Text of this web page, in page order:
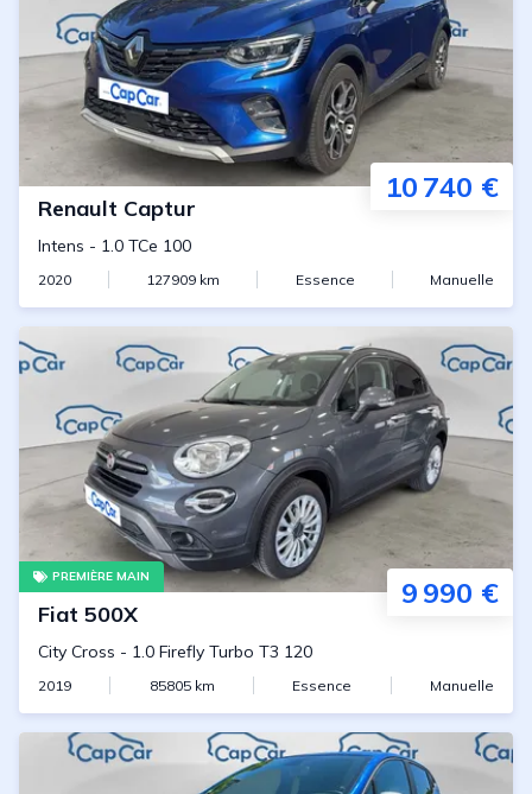
10 740 €
Renault Captur
Intens - 1.0 TCe 100
2020 127909 km Essence Manuelle
PREMIÈRE MAIN 9 990 €
Fiat 500X
City Cross - 1.0 Firefly Turbo T3 120
2019 85805km Essence Manuelle